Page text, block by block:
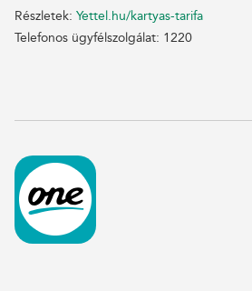
Részletek: Yettel.hu/kartyas-tarifa
Telefonos ügyfélszolgálat: 1220